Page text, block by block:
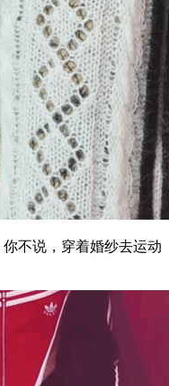
不说，穿着婚纱去运动